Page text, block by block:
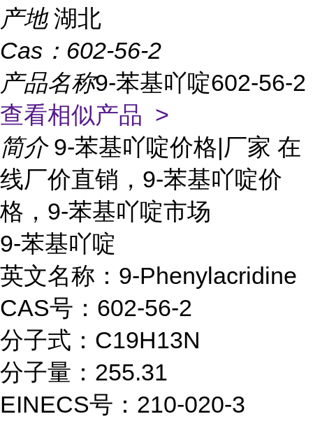
产地 湖北
Cas： 602-56-2
产品名称9-苯基吖啶602-56-2
查看相似产品 >
简介 9-苯基吖啶价格|厂家 在
线厂价直销，9-苯基吖啶价
格，9-苯基吖啶市场
9-苯基吖啶
英文名称：9-Phenylacridine
CAS号：602-56-2
分子式：C19H13N
分子量：255.31
EINECS号：210-020-3